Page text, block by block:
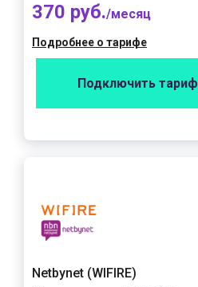
370 руб./месяц
Подробнее о тарифе
Подключить тариф
Netbynet (WIFIRE)